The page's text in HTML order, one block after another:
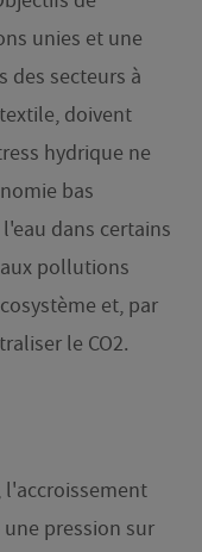
unies et une
des secteurs à
doivent
hydrique ne
bas
dans certains
pollutions
et, par
le CO2.
pression sur